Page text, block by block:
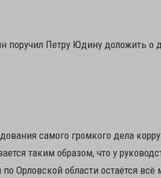
поручил Петру Юдину доложить о
самого громкого дела
таким образом, что у
Орловской области остаётся